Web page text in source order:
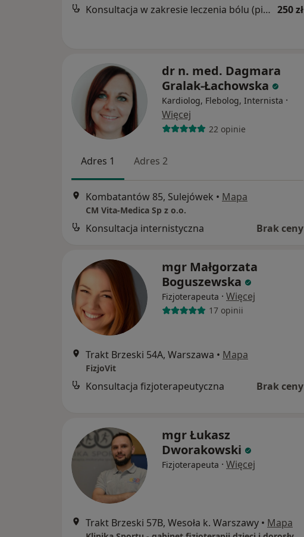
Konsultacja w zakresie leczenia bólu (pierwsza wizyta) 250 zł
dr n. med. Dagmara
Gralak-Łachowska
Kardiolog, Flebolog, Internista ·
Więcej
22 opinie
Adres 1 Adres 2
Kombatantów 85, Sulejówek • Mapa
CM Vita-Medica Sp z o.o.
Konsultacja internistyczna Brak ceny
mgr Małgorzata
Boguszewska
Fizjoterapeuta · Więcej
17 opinii
Trakt Brzeski 54A, Warszawa • Mapa
FizjoVit
Konsultacja fizjoterapeutyczna Brak ceny
mgr Łukasz
Dworakowski
Fizjoterapeuta · Więcej
Trakt Brzeski 57B, Wesoła k. Warszawy • Mapa